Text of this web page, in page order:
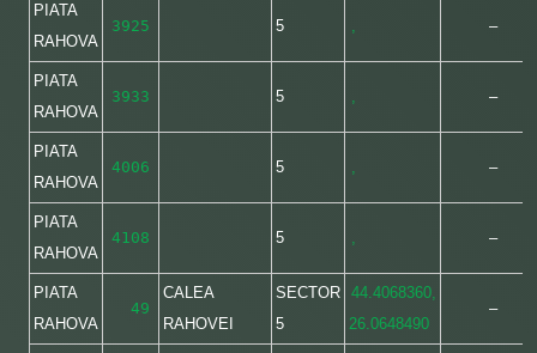
PIATA
RAHOVA
3925 5 , –
PIATA
RAHOVA
3933 5 , –
PIATA
RAHOVA
4006 5 , –
PIATA
RAHOVA
4108 5 , –
PIATA
RAHOVA
49
CALEA
RAHOVEI
SECTOR
5
44.4068360,
26.0648490
–